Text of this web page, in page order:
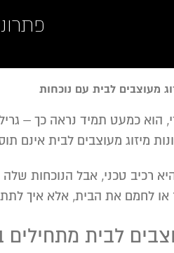
מעוצבים לבית עם נוכחות
הוא כמעט תמיד נראה כך –
מיזוג מעוצבים לבית אינם
רכיב טכני, אבל הנוכחות שלה
לחמם את הבית, אלא איך
לבית מתחילים